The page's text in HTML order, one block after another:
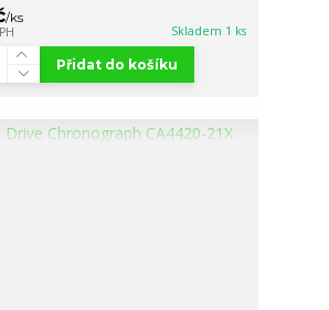
/ks
Skladem 1 ks
Přidat do košíku